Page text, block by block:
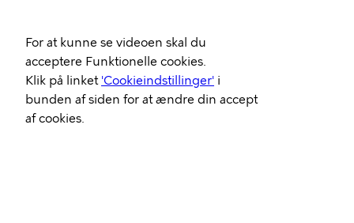
Video
Url
For at kunne se videoen skal du
acceptere Funktionelle cookies.
Klik på linket 'Cookieindstillinger' i
bunden af siden for at ændre din accept
af cookies.